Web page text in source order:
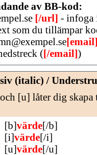
av BB-kod:
[/url] - infoga
som du tillämpar
([/email])
(italic) /
[u] låter dig
[b]värde[/b]
[i]värde[/i]
[u]värde[/u]